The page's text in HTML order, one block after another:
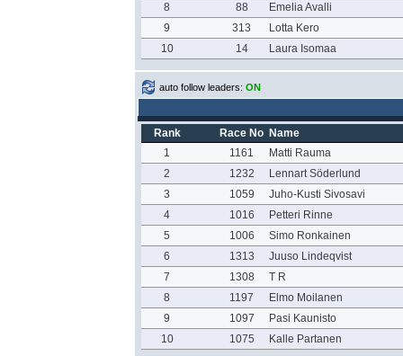
8
88
Emelia Avalli
9
313
Lotta Kero
10
14 Laura Isomaa
auto follow leaders: ON
Rank Race No Name
1
1161
Matti Rauma
2
1232
Lennart Söderlund
3
1059
Juho-Kusti Sivosavi
4
1016
Petteri Rinne
5
1006
Simo Ronkainen
6
1313
Juuso Lindeqvist
7
1308
T R
8
1197
Elmo Moilanen
9
1097
Pasi Kaunisto
10
1075 Kalle Partanen